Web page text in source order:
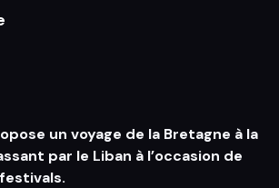
un voyage de la Bretagne à la
par le Liban à l’occasion de